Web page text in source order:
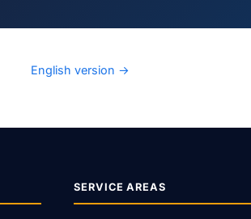
English version →
SERVICE AREAS